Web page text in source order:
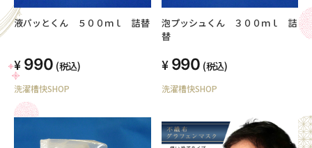
液パッとくん ５００ｍｌ 詰替
990 (税込)
洗濯槽快SHOP
泡プッシュくん ３００ｍｌ 詰
替
990 (税込)
洗濯槽快SHOP